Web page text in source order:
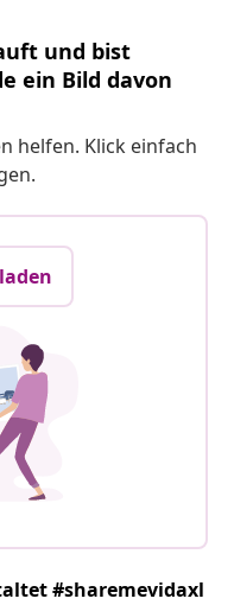
und bist
ein Bild davon
helfen. Klick einfach
#sharemevidaxl